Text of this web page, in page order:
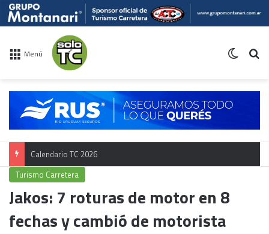
Menú
Calendario TC 2026
Turismo Carretera
Jakos: 7 roturas de motor en 8
fechas y cambió de motorista